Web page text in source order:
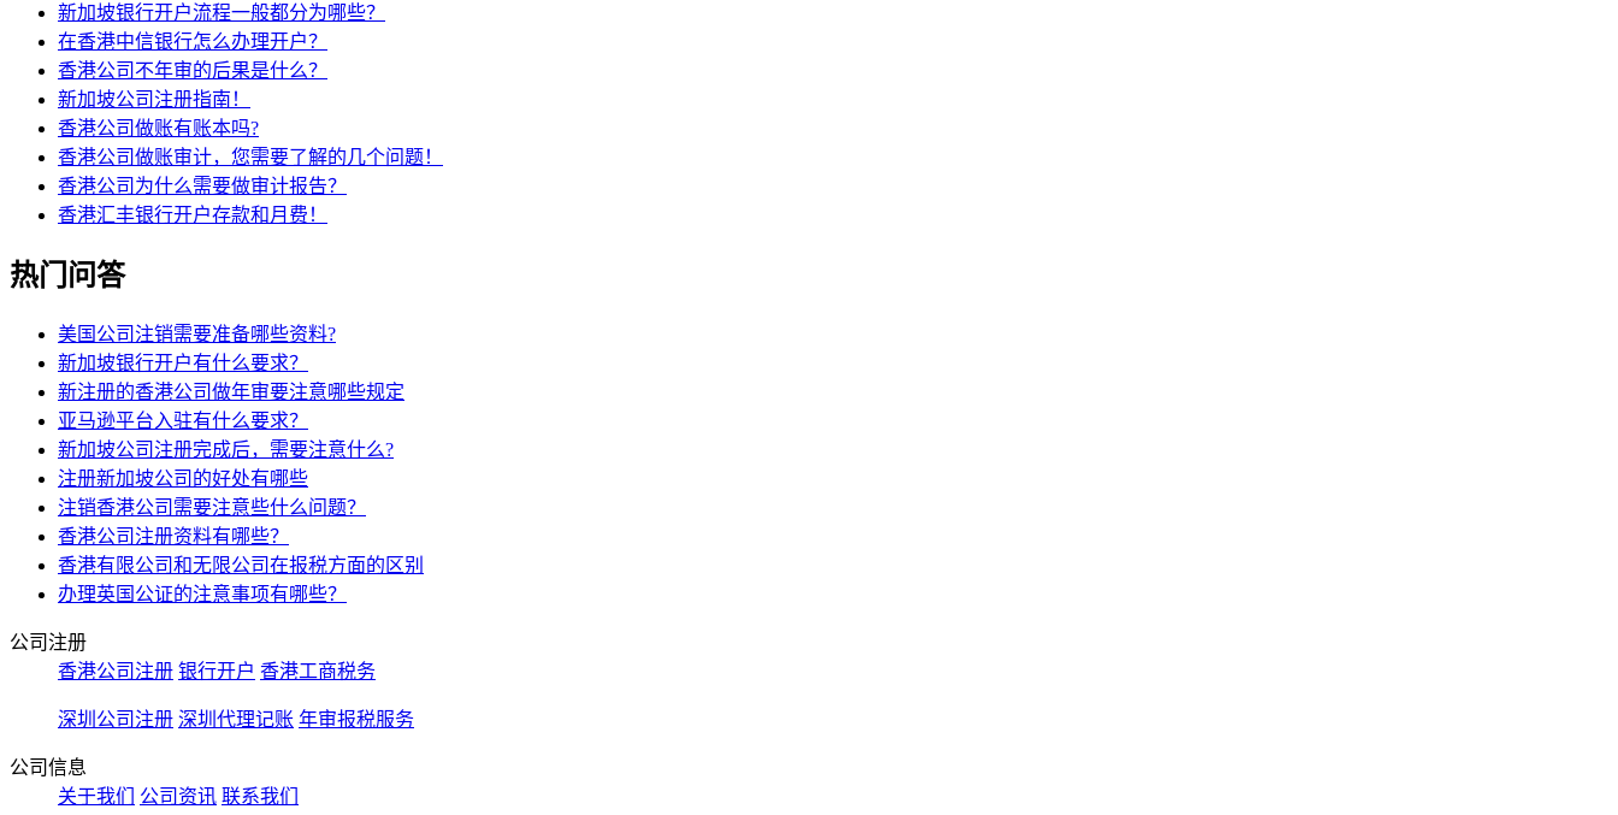
新加坡银行开户流程一般都分为哪些？
在香港中信银行怎么办理开户？
香港公司不年审的后果是什么？
新加坡公司注册指南！
香港公司做账有账本吗?
香港公司做账审计，您需要了解的几个问题！
香港公司为什么需要做审计报告？
香港汇丰银行开户存款和月费！
热门问答
美国公司注销需要准备哪些资料?
新加坡银行开户有什么要求？
新注册的香港公司做年审要注意哪些规定
亚马逊平台入驻有什么要求？
新加坡公司注册完成后，需要注意什么?
注册新加坡公司的好处有哪些
注销香港公司需要注意些什么问题？
香港公司注册资料有哪些？
香港有限公司和无限公司在报税方面的区别
办理英国公证的注意事项有哪些？
公司注册
香港公司注册 银行开户 香港工商税务
深圳公司注册 深圳代理记账 年审报税服务
公司信息
关于我们
公司资讯 联系我们